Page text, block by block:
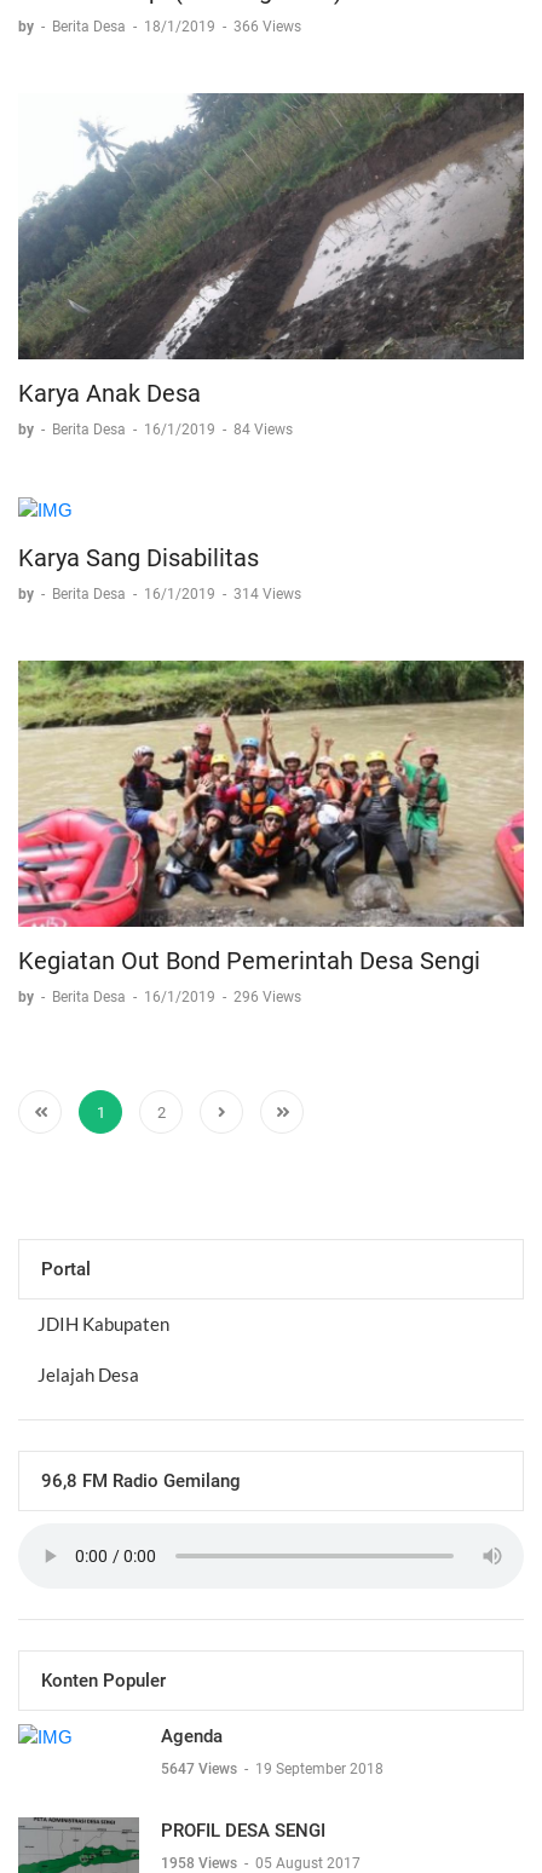
by - Berita Desa - 18/1/2019 - 366 Views
Karya Anak Desa
by - Berita Desa - 16/1/2019 - 84 Views
Karya Sang Disabilitas
by - Berita Desa - 16/1/2019 - 314 Views
Kegiatan Out Bond Pemerintah Desa Sengi
by - Berita Desa - 16/1/2019 - 296 Views
1 2
Portal
JDIH Kabupaten
Jelajah Desa
96,8 FM Radio Gemilang
Konten Populer
Agenda
5647 Views - 19 September 2018
PROFIL DESA SENGI
1958 Views - 05 August 2017